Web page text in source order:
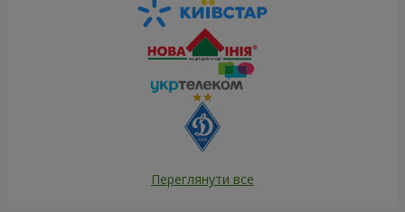
Переглянути все